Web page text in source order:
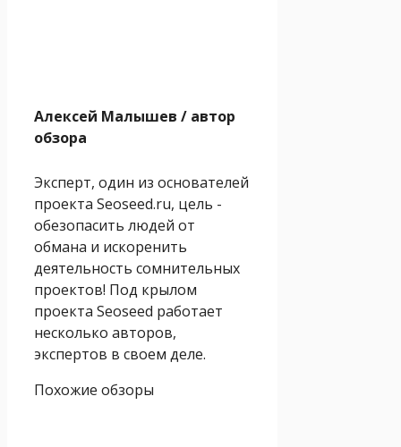
Алексей Малышев / автор
обзора
Эксперт, один из основателей
проекта Seoseed.ru, цель -
обезопасить людей от
обмана и искоренить
деятельность сомнительных
проектов! Под крылом
проекта Seoseed работает
несколько авторов,
экспертов в своем деле.
Похожие обзоры